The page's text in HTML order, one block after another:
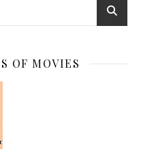
OF MOVIES